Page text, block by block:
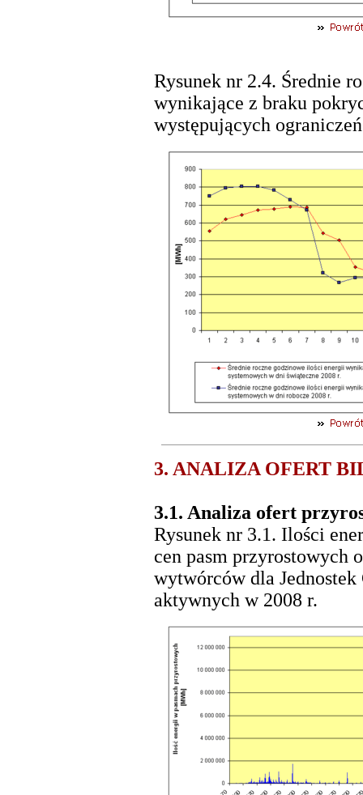
Rysunek nr 2.4. Średnie
wynikające z braku
występujących
3. ANALIZA OFERT
3.1. Analiza ofert
Rysunek nr 3.1. Ilości
cen pasm przyrostowych
wytwórców dla
aktywnych w 2008 r.